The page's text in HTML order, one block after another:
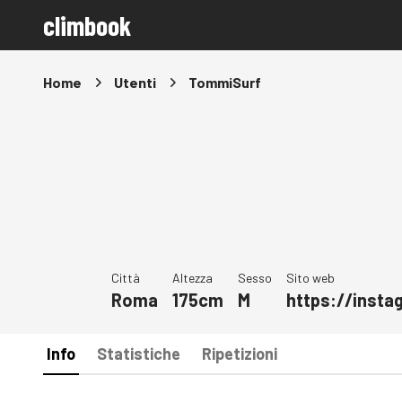
climbook
Home Utenti TommiSurf
Città
Roma
Altezza
175cm
Sesso
M
Sito web
https://
Info Statistiche Ripetizioni